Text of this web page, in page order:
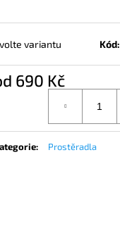
variantu Kód:
690 Kč
: Prostěradla